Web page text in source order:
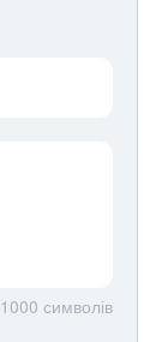
1000 символів